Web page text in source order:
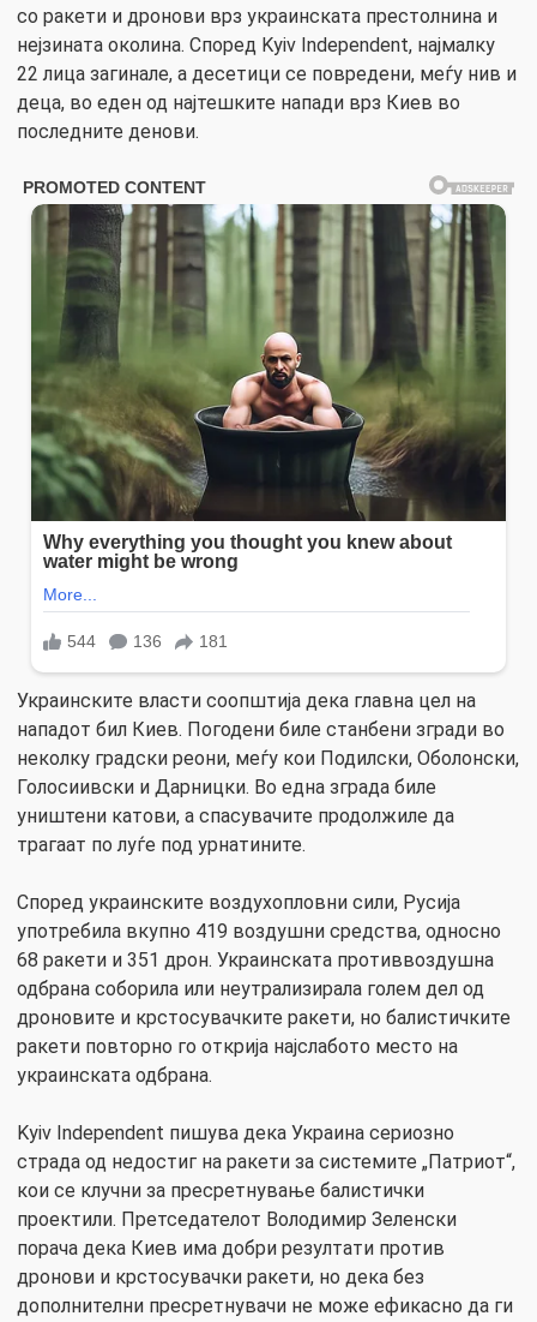
со ракети и дронови врз украинската престолнина и
нејзината околина. Според Kyiv Independent, најмалку
22 лица загинале, а десетици се повредени, меѓу нив и
деца, во еден од најтешките напади врз Киев во
последните денови.
Украинските власти соопштија дека главна цел на
нападот бил Киев. Погодени биле станбени згради во
неколку градски реони, меѓу кои Подилски, Оболонски,
Голосиивски и Дарницки. Во една зграда биле
уништени катови, а спасувачите продолжиле да
трагаат по луѓе под урнатините.
Според украинските воздухопловни сили, Русија
употребила вкупно 419 воздушни средства, односно
68 ракети и 351 дрон. Украинската противвоздушна
одбрана соборила или неутрализирала голем дел од
дроновите и крстосувачките ракети, но балистичките
ракети повторно го открија најслабото место на
украинската одбрана.
Kyiv Independent пишува дека Украина сериозно
страда од недостиг на ракети за системите „Патриот“,
кои се клучни за пресретнување балистички
проектили. Претседателот Володимир Зеленски
порача дека Киев има добри резултати против
дронови и крстосувачки ракети, но дека без
дополнителни пресретнувачи не може ефикасно да ги